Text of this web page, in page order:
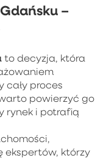
–
to decyzja, która
cały proces
powierzyć go
rynek i potrafią
ekspertów, którzy